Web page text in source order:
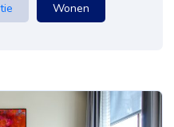
Wonen